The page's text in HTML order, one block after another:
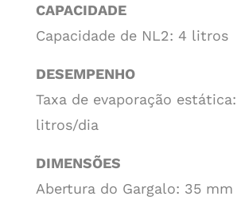
CAPACIDADE
Capacidade de NL2: 4 litros
DESEMPENHO
Taxa de evaporação estática:
litros/dia
DIMENSÕES
Abertura do Gargalo: 35 mm